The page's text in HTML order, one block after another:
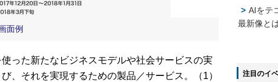
面例
った新たなビジネスモデルや社会サービスの実
、それを実現するための製品／サービス。（1）
そも
はで
三井
ーの
AIをテ
最新像と
注目のイ